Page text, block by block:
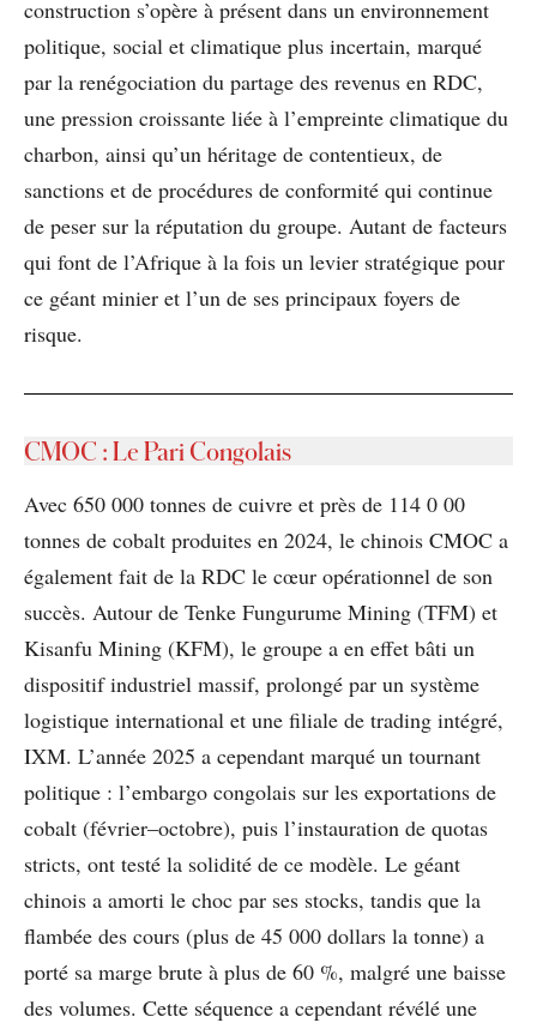
construction s’opère à présent dans un environnement
politique, social et climatique plus incertain, marqué
par la renégociation du partage des revenus en RDC,
une pression croissante liée à l’empreinte climatique du
charbon, ainsi qu’un héritage de contentieux, de
sanctions et de procédures de conformité qui continue
de peser sur la réputation du groupe. Autant de facteurs
qui font de l’Afrique à la fois un levier stratégique pour
ce géant minier et l’un de ses principaux foyers de
risque.
CMOC : Le Pari Congolais
Avec 650 000 tonnes de cuivre et près de 114 0 00
tonnes de cobalt produites en 2024, le chinois CMOC a
également fait de la RDC le cœur opérationnel de son
succès. Autour de Tenke Fungurume Mining (TFM) et
Kisanfu Mining (KFM), le groupe a en effet bâti un
dispositif industriel massif, prolongé par un système
logistique international et une filiale de trading intégré,
IXM. L’année 2025 a cependant marqué un tournant
politique : l’embargo congolais sur les exportations de
cobalt (février–octobre), puis l’instauration de quotas
stricts, ont testé la solidité de ce modèle. Le géant
chinois a amorti le choc par ses stocks, tandis que la
flambée des cours (plus de 45 000 dollars la tonne) a
porté sa marge brute à plus de 60 %, malgré une baisse
des volumes. Cette séquence a cependant révélé une